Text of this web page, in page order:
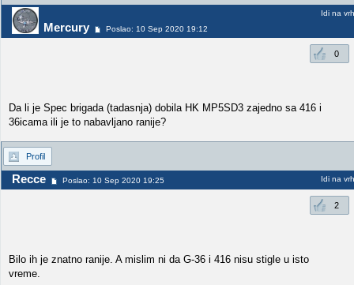
Mercury Poslao: 10 Sep 2020 19:12
Idi na vrh
0
Da li je Spec brigada (tadasnja) dobila HK MP5SD3 zajedno sa 416 i
36icama ili je to nabavljano ranije?
Profil
Recce Poslao: 10 Sep 2020 19:25 Idi na vrh
2
Bilo ih je znatno ranije. A mislim ni da G-36 i 416 nisu stigle u isto
vreme.